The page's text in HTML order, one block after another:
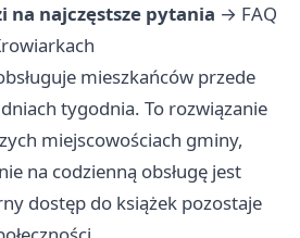
na najczęstsze pytania → FAQ
mieszkańców przede
tygodnia. To rozwiązanie
miejscowościach gminy,
na codzienną obsługę jest
dostęp do książek pozostaje